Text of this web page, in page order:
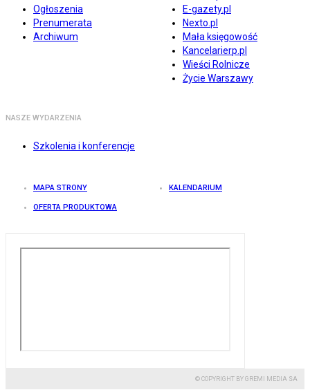
Ogłoszenia
Prenumerata
Archiwum
E-gazety.pl
Nexto.pl
Mała księgowość
Kancelarierp.pl
Wieści Rolnicze
Życie Warszawy
NASZE WYDARZENIA
Szkolenia i konferencje
MAPA STRONY KALENDARIUM
OFERTA PRODUKTOWA
© COPYRIGHT BY GREMI MEDIA SA